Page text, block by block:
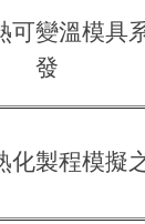
可變溫模具
發
化製程模擬